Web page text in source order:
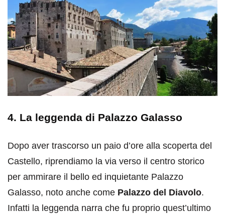
4. La leggenda di Palazzo Galasso
Dopo aver trascorso un paio d’ore alla scoperta del
Castello, riprendiamo la via verso il centro storico
per ammirare il bello ed inquietante Palazzo
Galasso, noto anche come Palazzo del Diavolo.
Infatti la leggenda narra che fu proprio quest’ultimo